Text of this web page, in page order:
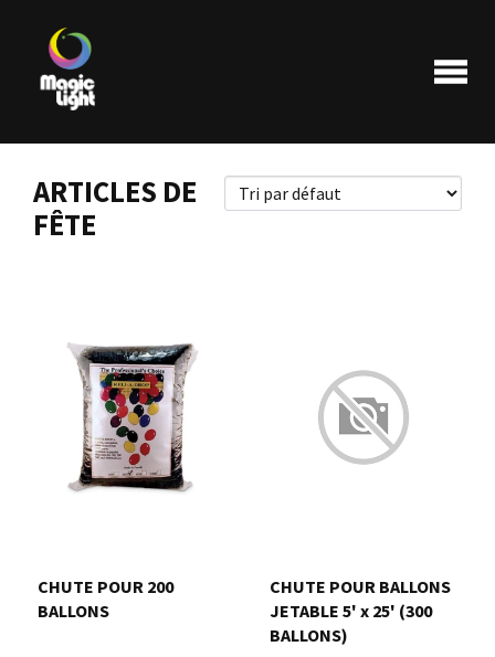
Liquidations
FAQ
Me connecter
ARTICLES DE
FÊTE
CHUTE POUR 200
BALLONS
CHUTE POUR BALLONS
JETABLE 5' x 25' (300
BALLONS)